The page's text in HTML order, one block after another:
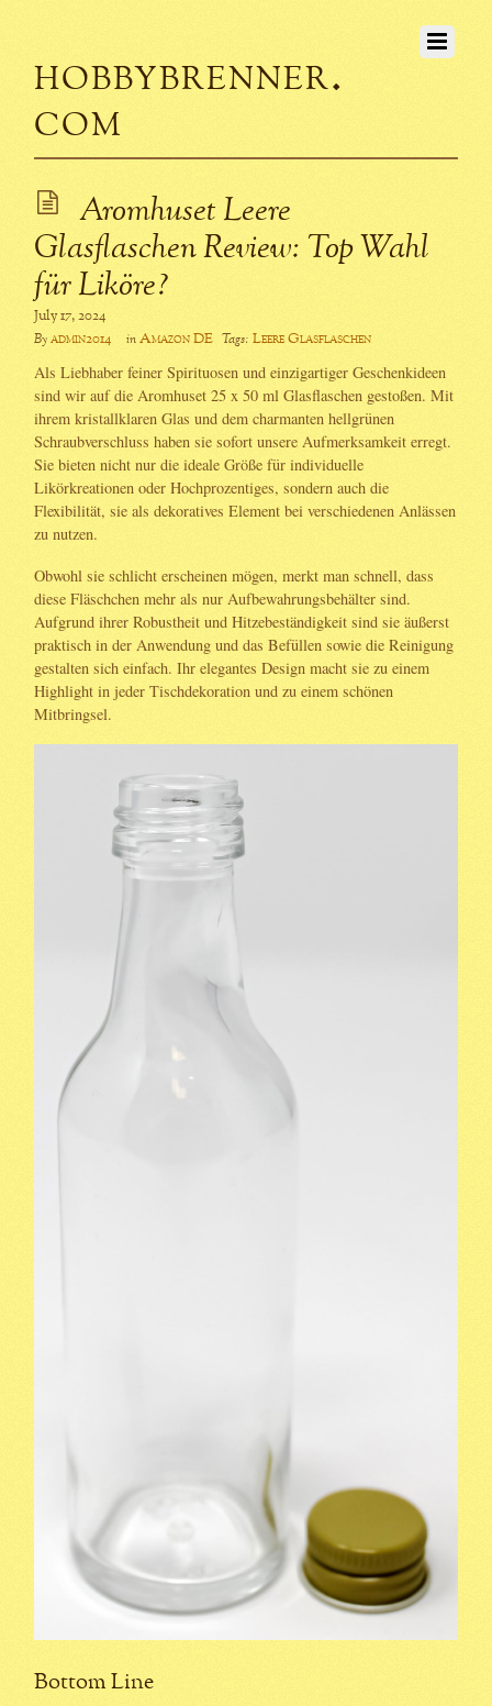
hobbybrenner.
com
Aromhuset Leere
Glasflaschen Review: Top Wahl
für Liköre?
July 17, 2024
Byadmin2014 inAmazon DE Tags: Leere Glasflaschen
Als Liebhaber feiner Spirituosen und einzigartiger Geschenkideen
sind wir auf die Aromhuset 25 x 50 ml Glasflaschen gestoßen. Mit
ihrem kristallklaren Glas und dem charmanten hellgrünen
Schraubverschluss haben sie sofort unsere Aufmerksamkeit erregt.
Sie bieten nicht nur die ideale Größe für individuelle
Likörkreationen oder Hochprozentiges, sondern auch die
Flexibilität, sie als dekoratives Element bei verschiedenen Anlässen
zu nutzen.
Obwohl sie schlicht erscheinen mögen, merkt man schnell, dass
diese Fläschchen mehr als nur Aufbewahrungsbehälter sind.
Aufgrund ihrer Robustheit und Hitzebeständigkeit sind sie äußerst
praktisch in der Anwendung und das Befüllen sowie die Reinigung
gestalten sich einfach. Ihr elegantes Design macht sie zu einem
Highlight in jeder Tischdekoration und zu einem schönen
Mitbringsel.
Bottom Line